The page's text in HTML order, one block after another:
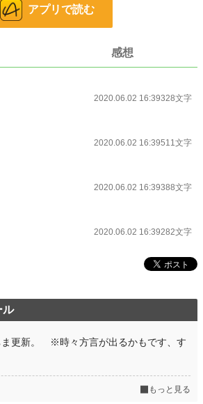
ー。
件
)
アプリで読む
感想
2020.06.02 16:39328文字
2020.06.02 16:39511文字
2020.06.02 16:39388文字
2020.06.02 16:39282文字
ル
ま更新。 ※時々方言が出るかもです、す
もっと見る